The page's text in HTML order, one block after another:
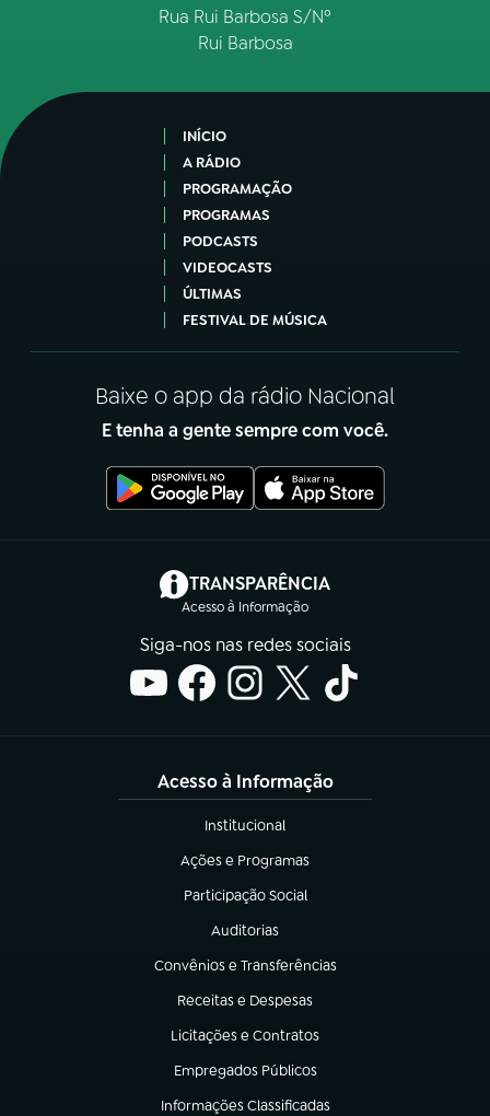
Rua Rui Barbosa S/Nº
Rui Barbosa
INÍCIO
A RÁDIO
PROGRAMAÇÃO
PROGRAMAS
PODCASTS
VIDEOCASTS
ÚLTIMAS
FESTIVAL DE MÚSICA
Baixe o app da rádio Nacional
E tenha a gente sempre com você.
TRANSPARÊNCIA
Acesso à Informação
(abre em nova aba)
Siga-nos nas redes sociais
Acesso à Informação
Institucional
(abre em nova aba)
Ações e Programas
(abre em nova aba)
Participação Social
(abre em nova aba)
Auditorias
(abre em nova aba)
Convênios e Transferências
(abre em nova aba)
Receitas e Despesas
(abre em nova aba)
Licitações e Contratos
(abre em nova aba)
Empregados Públicos
(abre em nova aba)
Informações Classificadas